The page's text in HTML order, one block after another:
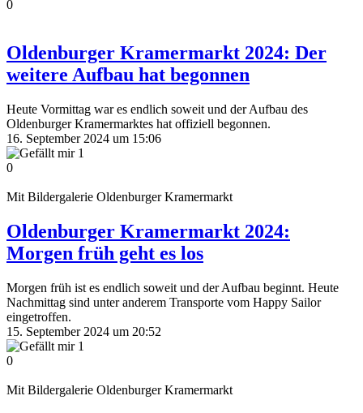
0
Oldenburger Kramermarkt 2024: Der
weitere Aufbau hat begonnen
Heute Vormittag war es endlich soweit und der Aufbau des
Oldenburger Kramermarktes hat offiziell begonnen.
16. September 2024 um 15:06
1
0
Mit Bildergalerie Oldenburger Kramermarkt
Oldenburger Kramermarkt 2024:
Morgen früh geht es los
Morgen früh ist es endlich soweit und der Aufbau beginnt. Heute
Nachmittag sind unter anderem Transporte vom Happy Sailor
eingetroffen.
15. September 2024 um 20:52
1
0
Mit Bildergalerie Oldenburger Kramermarkt